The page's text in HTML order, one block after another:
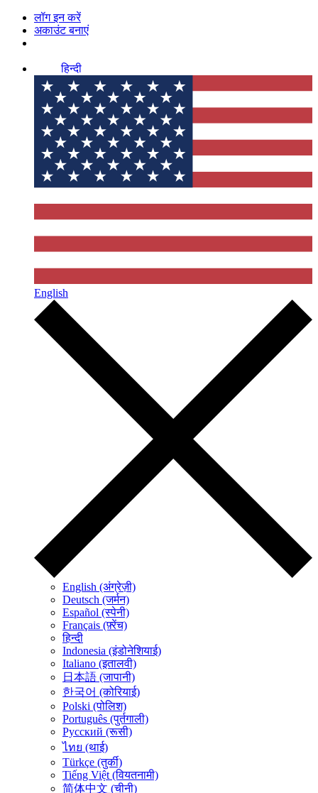
लॉग इन करें
अकाउंट बनाएं
हिन्दी
English
English (अंग्रेज़ी)
Deutsch (जर्मन)
Español (स्पेनी)
Français (फ़्रेंच)
हिन्दी
Indonesia (इंडोनेशियाई)
Italiano (इतालवी)
日本語 (जापानी)
한국어 (कोरियाई)
Polski (पोलिश)
Português (पुर्तगाली)
Русский (रूसी)
ไทย (थाई)
Türkçe (तुर्की)
Tiếng Việt (वियतनामी)
简体中文 (चीनी)